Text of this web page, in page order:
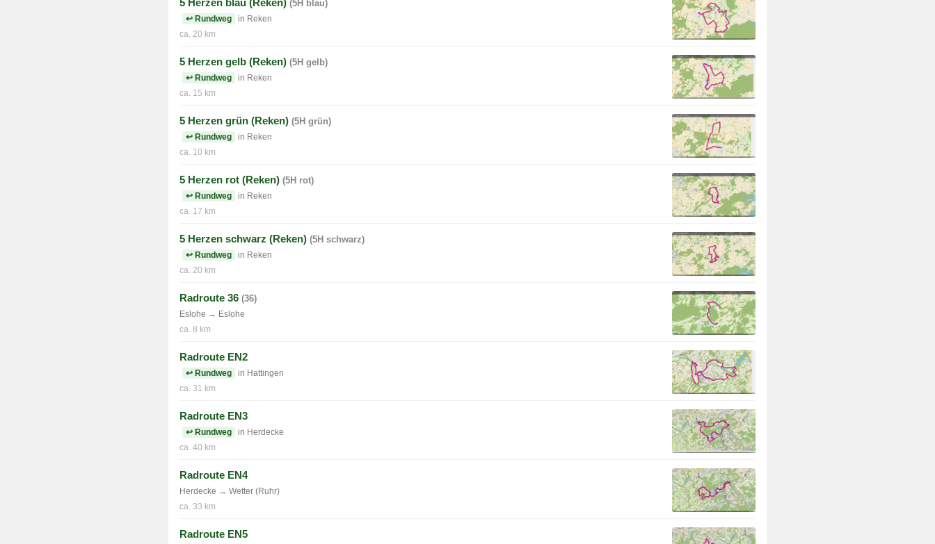
(5H blau)
↩ Rundweg
in Reken
ca. 20 km
5 Herzen gelb (Reken) (5H gelb)
↩ Rundweg
in Reken
ca. 15 km
5 Herzen grün (Reken) (5H grün)
↩ Rundweg
in Reken
ca. 10 km
5 Herzen rot (Reken) (5H rot)
↩ Rundweg
in Reken
ca. 17 km
5 Herzen schwarz (Reken) (5H schwarz)
↩ Rundweg
in Reken
ca. 20 km
Radroute 36 (36)
Eslohe → Eslohe
ca. 8 km
Radroute EN2
↩ Rundweg
in Hattingen
ca. 31 km
Radroute EN3
↩ Rundweg
in Herdecke
ca. 40 km
Radroute EN4
Herdecke → Wetter (Ruhr)
ca. 33 km
Radroute EN5